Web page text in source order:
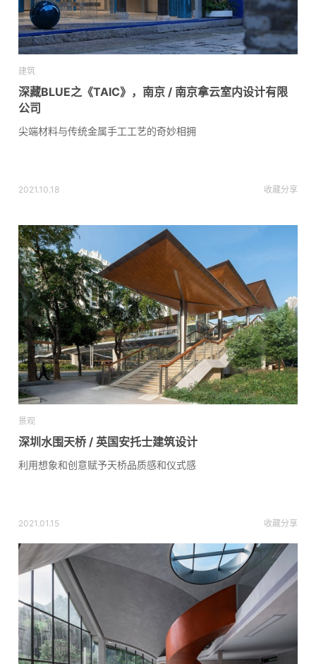
建筑
深藏BLUE之《TAIC》，南京 / 南京拿云室内设计有限
公司
尖端材料与传统金属手工工艺的奇妙相拥
2021.10.18 收藏分享
景观
深圳水围天桥 / 英国安托士建筑设计
利用想象和创意赋予天桥品质感和仪式感
2021.01.15 收藏分享